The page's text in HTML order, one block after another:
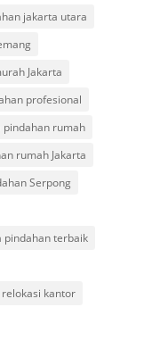
jakarta utara
Jakarta
profesional
pindahan rumah
rumah Jakarta
Serpong
pindahan terbaik
relokasi kantor